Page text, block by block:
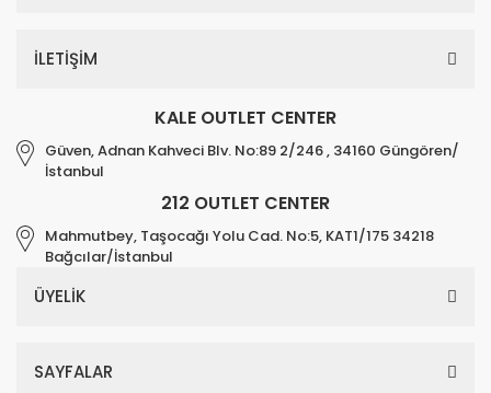
İLETİŞİM
KALE OUTLET CENTER
Güven, Adnan Kahveci Blv. No:89 2/246 , 34160 Güngören/
İstanbul
212 OUTLET CENTER
Mahmutbey, Taşocağı Yolu Cad. No:5, KAT1/175 34218
Bağcılar/İstanbul
ÜYELİK
SAYFALAR